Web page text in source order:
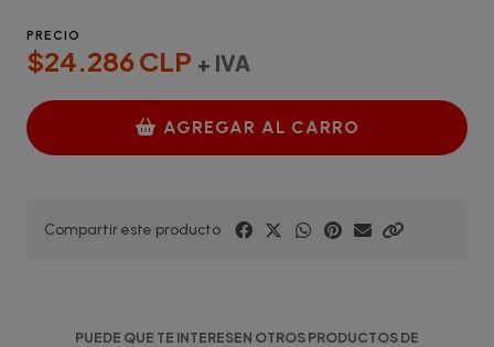
PRECIO
$24.286 CLP + IVA
AGREGAR AL CARRO
Compartir este producto
PUEDE QUE TE INTERESEN OTROS PRODUCTOS DE